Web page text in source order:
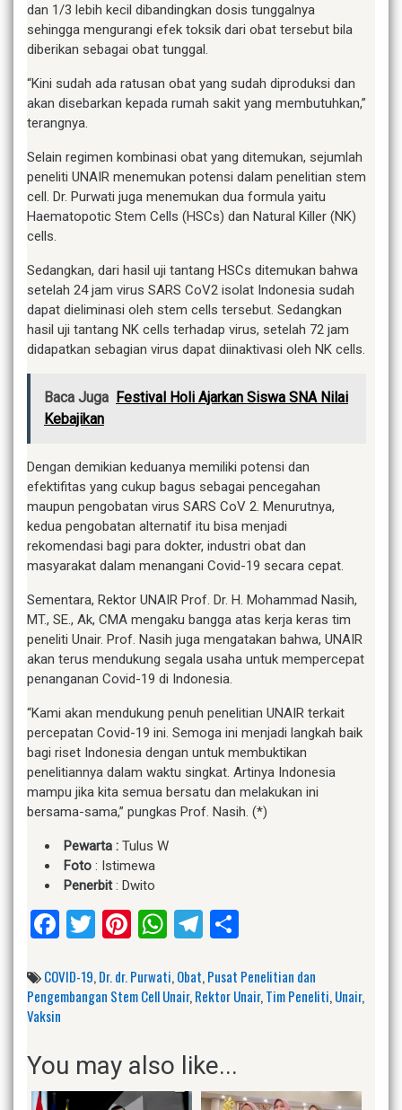
dan 1/3 lebih kecil dibandingkan dosis tunggalnya
sehingga mengurangi efek toksik dari obat tersebut bila
diberikan sebagai obat tunggal.
“Kini sudah ada ratusan obat yang sudah diproduksi dan
akan disebarkan kepada rumah sakit yang membutuhkan,”
terangnya.
Selain regimen kombinasi obat yang ditemukan, sejumlah
peneliti UNAIR menemukan potensi dalam penelitian stem
cell. Dr. Purwati juga menemukan dua formula yaitu
Haematopotic Stem Cells (HSCs) dan Natural Killer (NK)
cells.
Sedangkan, dari hasil uji tantang HSCs ditemukan bahwa
setelah 24 jam virus SARS CoV2 isolat Indonesia sudah
dapat dieliminasi oleh stem cells tersebut. Sedangkan
hasil uji tantang NK cells terhadap virus, setelah 72 jam
didapatkan sebagian virus dapat diinaktivasi oleh NK cells.
Baca Juga Festival Holi Ajarkan Siswa SNA Nilai
Kebajikan
Dengan demikian keduanya memiliki potensi dan
efektifitas yang cukup bagus sebagai pencegahan
maupun pengobatan virus SARS CoV 2. Menurutnya,
kedua pengobatan alternatif itu bisa menjadi
rekomendasi bagi para dokter, industri obat dan
masyarakat dalam menangani Covid-19 secara cepat.
Sementara, Rektor UNAIR Prof. Dr. H. Mohammad Nasih,
MT., SE., Ak, CMA mengaku bangga atas kerja keras tim
peneliti Unair. Prof. Nasih juga mengatakan bahwa, UNAIR
akan terus mendukung segala usaha untuk mempercepat
penanganan Covid-19 di Indonesia.
“Kami akan mendukung penuh penelitian UNAIR terkait
percepatan Covid-19 ini. Semoga ini menjadi langkah baik
bagi riset Indonesia dengan untuk membuktikan
penelitiannya dalam waktu singkat. Artinya Indonesia
mampu jika kita semua bersatu dan melakukan ini
bersama-sama,” pungkas Prof. Nasih. (*)
Pewarta : Tulus W
Foto : Istimewa
Penerbit: Dwito
Facebook
Twitter
Pinterest
WhatsApp
Telegram
COVID-19,Dr. dr. Purwati,Obat,Pusat Penelitian dan
Pengembangan Stem Cell Unair,Rektor Unair,Tim Peneliti,Unair,
Vaksin
You may also like...